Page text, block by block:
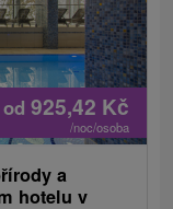
od 925,42 Kč
/noc/osoba
a
hotelu v